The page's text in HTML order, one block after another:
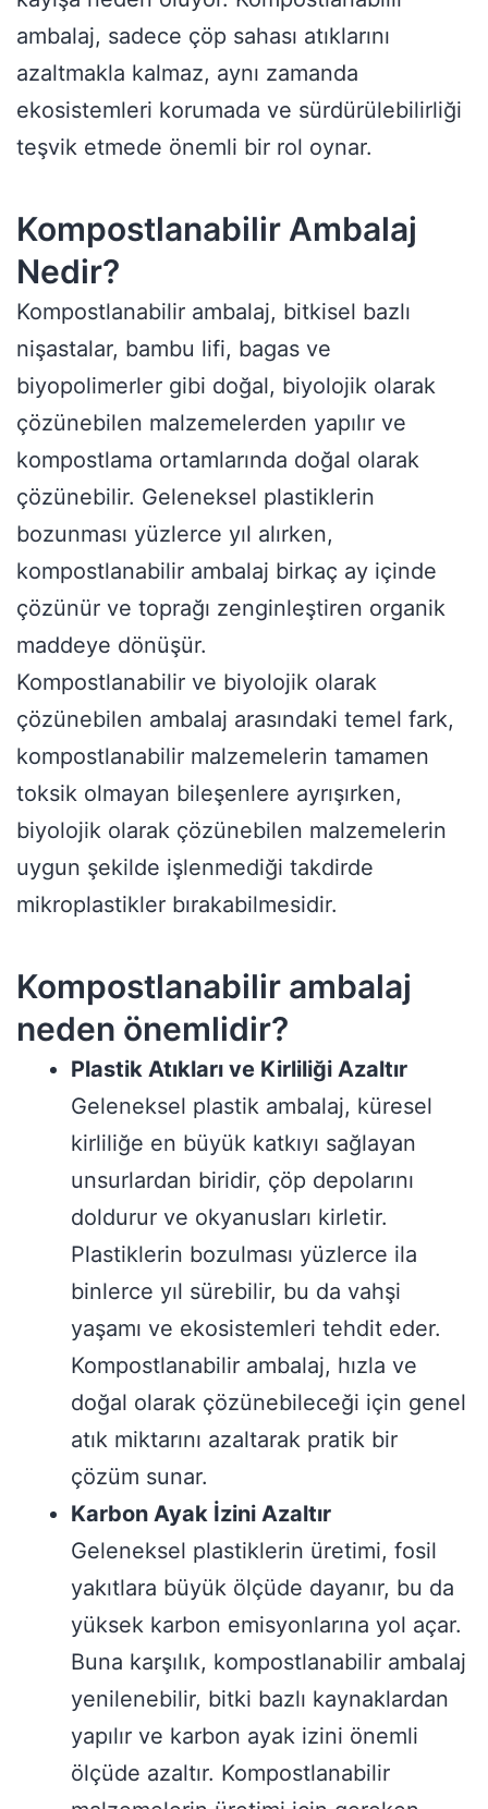
ambalaj, sadece çöp sahası atıklarını
azaltmakla kalmaz, aynı zamanda
ekosistemleri korumada ve sürdürülebilirliği
teşvik etmede önemli bir rol oynar.
Kompostlanabilir Ambalaj
Nedir?
Kompostlanabilir ambalaj, bitkisel bazlı
nişastalar, bambu lifi, bagas ve
biyopolimerler gibi doğal, biyolojik olarak
çözünebilen malzemelerden yapılır ve
kompostlama ortamlarında doğal olarak
çözünebilir. Geleneksel plastiklerin
bozunması yüzlerce yıl alırken,
kompostlanabilir ambalaj birkaç ay içinde
çözünür ve toprağı zenginleştiren organik
maddeye dönüşür.
Kompostlanabilir ve biyolojik olarak
çözünebilen ambalaj arasındaki temel fark,
kompostlanabilir malzemelerin tamamen
toksik olmayan bileşenlere ayrışırken,
biyolojik olarak çözünebilen malzemelerin
uygun şekilde işlenmediği takdirde
mikroplastikler bırakabilmesidir.
Kompostlanabilir ambalaj
neden önemlidir?
Plastik Atıkları ve Kirliliği Azaltır
Geleneksel plastik ambalaj, küresel
kirliliğe en büyük katkıyı sağlayan
unsurlardan biridir, çöp depolarını
doldurur ve okyanusları kirletir.
Plastiklerin bozulması yüzlerce ila
binlerce yıl sürebilir, bu da vahşi
yaşamı ve ekosistemleri tehdit eder.
Kompostlanabilir ambalaj, hızla ve
doğal olarak çözünebileceği için genel
atık miktarını azaltarak pratik bir
çözüm sunar.
Karbon Ayak İzini Azaltır
Geleneksel plastiklerin üretimi, fosil
yakıtlara büyük ölçüde dayanır, bu da
yüksek karbon emisyonlarına yol açar.
Buna karşılık, kompostlanabilir ambalaj
yenilenebilir, bitki bazlı kaynaklardan
yapılır ve karbon ayak izini önemli
ölçüde azaltır. Kompostlanabilir